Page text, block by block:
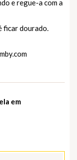
e regue-a com a
ficar dourado.
em